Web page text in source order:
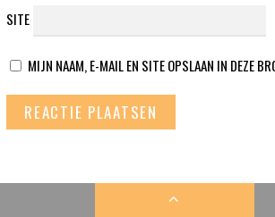
SITE
MIJN NAAM, E-MAIL EN SITE OPSLAAN IN DEZE